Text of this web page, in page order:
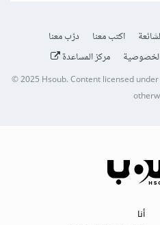
اكتب معنا
درّب معنا
مركز المساعدة
© 2025Hsoub.Content licensed